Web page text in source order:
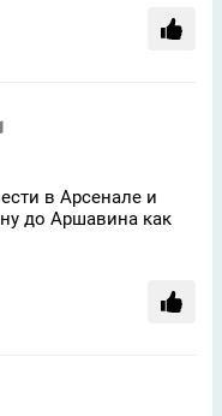
в Арсенале и
до Аршавина как